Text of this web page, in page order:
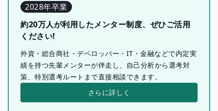
2028年卒業
約20万人が利用したメンター制度、ぜひご活用
ください!
外資・総合商社・デベロッパー・IT・金融などで内定実
績を持つ先輩メンターが伴走し、自己分析から選考対
策、特別選考ルートまで直接相談できます。
さらに詳しく